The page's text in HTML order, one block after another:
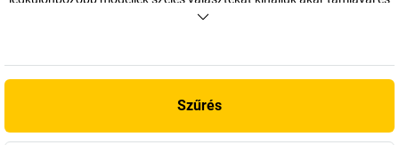
akasztóval, illetve egyoldalas vagy kétoldalas kivitelben is. Nálunk
Szűrés